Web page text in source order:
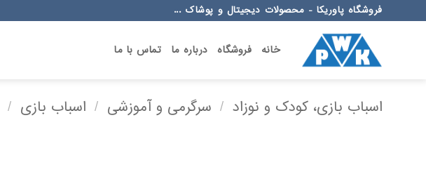
to
فروشگاه پاوریکا - محصولات دیجیتال و پوشاک ...
خانه فروشگاه درباره ما تماس با ما
اسباب بازی، کودک و نوزاد / سرگرمی و آموزشی / اسباب بازی /